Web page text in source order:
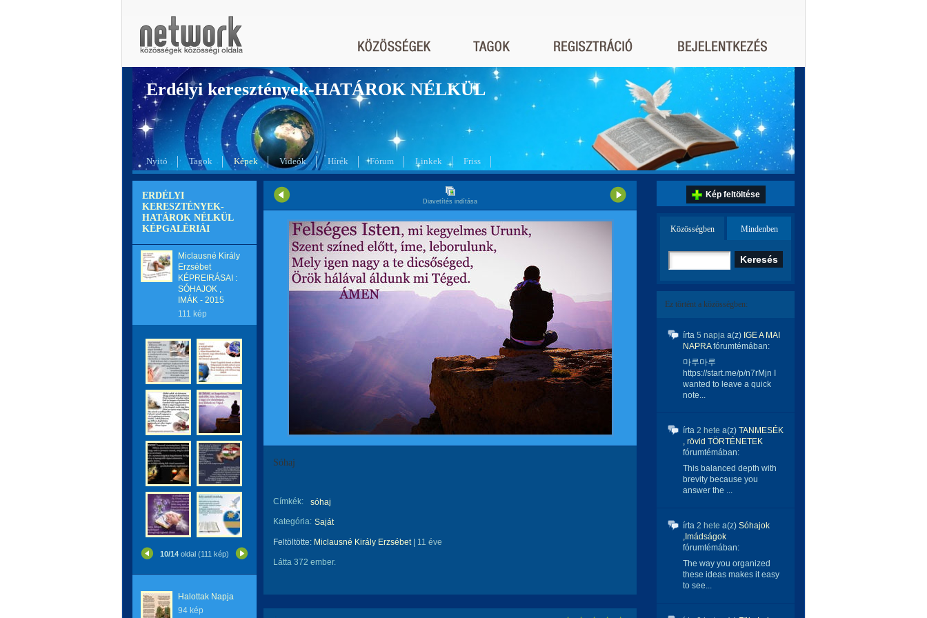
Erdélyi keresztények-HATÁROK NÉLKÜL
Nyitó Tagok Képek Videók Hírek Fórum Linkek Friss
ERDÉLYI
KERESZTÉNYEK-
HATÁROK NÉLKÜL
KÉPGALÉRIÁI
Miclausné Király
Erzsébet
KÉPREIRÁSAI :
SÓHAJOK ,
IMÁK - 2015
111 kép
10/14 oldal (111 kép)
Halottak Napja
94 kép
Diavetítés indítása
Sóhaj
Címkék:
sóhaj
Kategória: Saját
Feltöltötte: Miclausné Király Erzsébet| 11 éve
Látta 372 ember.
Kép feltöltése
Közösségben Mindenben
Ez történt a közösségben:
írta 5 napja a(z) IGE A MAI
NAPRAfórumtémában:
마루마루
https://start.me/p/n7rMjn I
wanted to leave a quick
note...
írta 2 hete a(z) TANMESÉK
, rövid TÖRTÉNETEK
fórumtémában:
This balanced depth with
brevity because you
answer the ...
írta 2 hete a(z) Sóhajok
,Imádságok
fórumtémában:
The way you organized
these ideas makes it easy
to see...